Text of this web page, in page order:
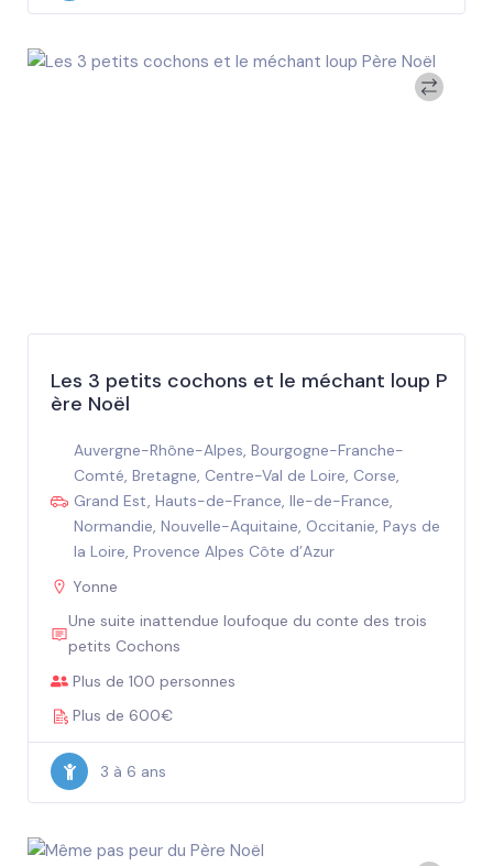
Les 3 petits cochons et le méchant loup P
ère Noël
Auvergne-Rhône-Alpes, Bourgogne-Franche-
Comté, Bretagne, Centre-Val de Loire, Corse,
Grand Est, Hauts-de-France, Ile-de-France,
Normandie, Nouvelle-Aquitaine, Occitanie, Pays de
la Loire, Provence Alpes Côte d’Azur
Yonne
Une suite inattendue loufoque du conte des trois
petits Cochons
Plus de 100 personnes
Plus de 600€
3 à 6 ans